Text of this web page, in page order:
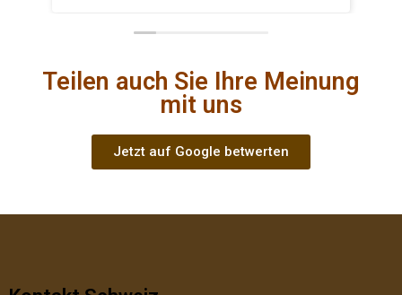
Teilen auch Sie Ihre Meinung
mit uns
Jetzt auf Google betwerten